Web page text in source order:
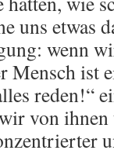
uns etwas
wenn
Mensch ist
reden!“
von